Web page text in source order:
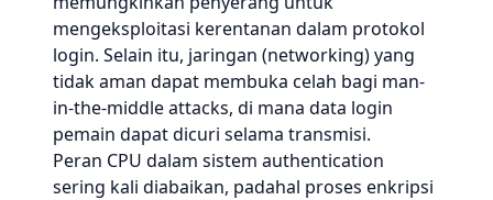
mengeksploitasi kerentanan dalam protokol
login. Selain itu, jaringan (networking) yang
tidak aman dapat membuka celah bagi man-
in-the-middle attacks, di mana data login
pemain dapat dicuri selama transmisi.
Peran CPU dalam sistem authentication
sering kali diabaikan, padahal proses enkripsi